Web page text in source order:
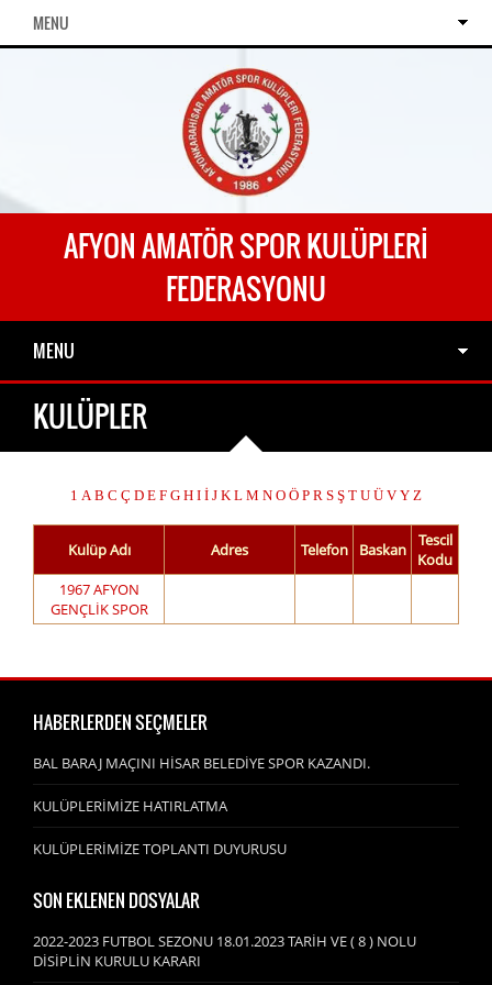
MENU
AFYON AMATÖR SPOR KULÜPLERI
FEDERASYONU
MENU
KULÜPLER
1 A B C Ç D E F G H I İ J K L M N O Ö P R S Ş T U Ü V Y Z
Kulüp Adı Adres Telefon Baskan
Tescil
Kodu
1967 AFYON
GENÇLİK SPOR
HABERLERDEN SEÇMELER
BAL BARAJ MAÇINI HİSAR BELEDİYE SPOR KAZANDI.
KULÜPLERİMİZE HATIRLATMA
KULÜPLERİMİZE TOPLANTI DUYURUSU
SON EKLENEN DOSYALAR
2022-2023 FUTBOL SEZONU 18.01.2023 TARİH VE ( 8 ) NOLU
DİSİPLİN KURULU KARARI